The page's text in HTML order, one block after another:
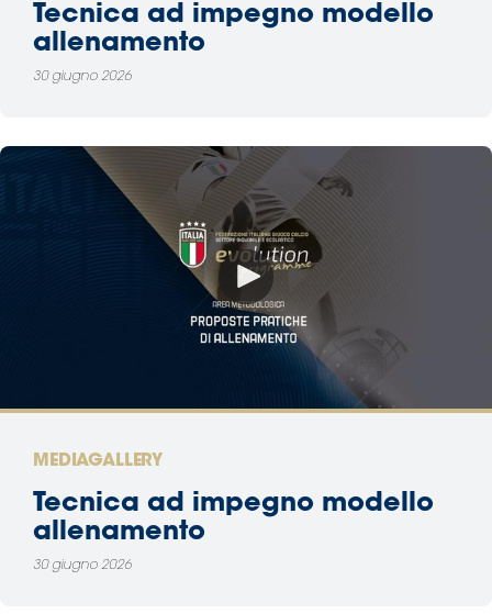
Tecnica ad impegno modello
allenamento
30 giugno 2026
MEDIAGALLERY
Tecnica ad impegno modello
allenamento
30 giugno 2026